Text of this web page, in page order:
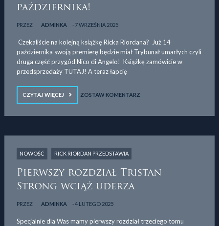
października!
PRZEZ ADMINKA 7 WRZEŚNIA 2025
Czekaliście na kolejną książkę Ricka Riordana? Już 14
października swoją premierę będzie miał Trybunał umarłych czyli
druga część przygód Nico di Angelo! Książkę zamówicie w
przedsprzedaży TUTAJ! A teraz łapcię
CZYTAJ WIĘCEJ ZOSTAW KOMENTARZ
NOWOŚĆ RICK RIORDAN PRZEDSTAWIA
Pierwszy rozdział Tristan
Strong wciąż uderza
PRZEZ ADMINKA 4 LUTEGO 2025
Specjalnie dla Was mamy pierwszy rozdział trzeciego tomu